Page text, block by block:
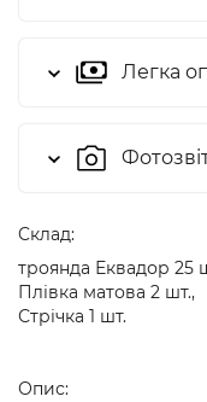
Легка
Cклад:
троянда Еквадор 25
Плівка матова 2 шт.,
Стрічка 1 шт.
Опис: